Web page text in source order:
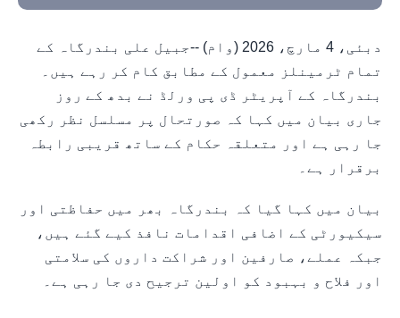
دبئی، 4 مارچ، 2026 (وام) --جبیل علی بندرگاہ کے
تمام ٹرمینلز معمول کے مطابق کام کر رہے ہیں۔
بندرگاہ کے آپریٹر ڈی پی ورلڈ نے بدھ کے روز
جاری بیان میں کہا کہ صورتحال پر مسلسل نظر رکھی
جا رہی ہے اور متعلقہ حکام کے ساتھ قریبی رابطہ
برقرار ہے۔
بیان میں کہا گیا کہ بندرگاہ بھر میں حفاظتی اور
سیکیورٹی کے اضافی اقدامات نافذ کیے گئے ہیں،
جبکہ عملے، صارفین اور شراکت داروں کی سلامتی
اور فلاح و بہبود کو اولین ترجیح دی جا رہی ہے۔